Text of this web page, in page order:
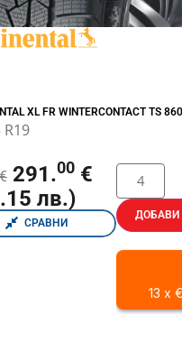
XL FR WINTERCONTACT TS
€ 291.00 €
лв.)
СРАВНИ
ДОБАВИ
13 x